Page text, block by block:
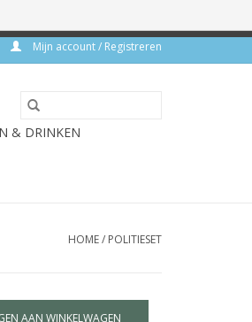
Mijn account / Registreren
& DRINKEN
HOME/ POLITIESET
AAN WINKELWAGEN